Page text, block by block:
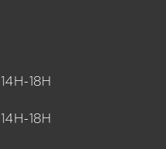
14H-18H
14H-18H